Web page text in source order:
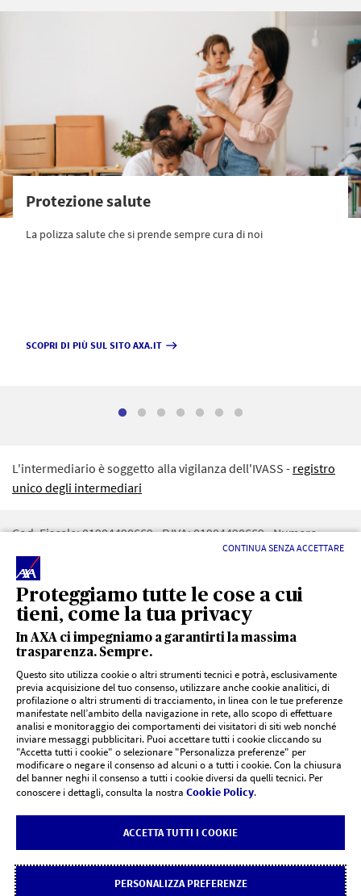
Proteggiamo tutte le cose a cui
tieni, come la tua privacy
In AXA ci impegniamo a garantirti la massima
trasparenza. Sempre.
Questo sito utilizza cookie o altri strumenti tecnici e potrà, esclusivamente
previa acquisizione del tuo consenso, utilizzare anche cookie analitici, di
profilazione o altri strumenti di tracciamento, in linea con le tue preferenze
manifestate nell’ambito della navigazione in rete, allo scopo di effettuare
analisi e monitoraggio dei comportamenti dei visitatori di siti web nonché
inviare messaggi pubblicitari. Puoi accettare tutti i cookie cliccando su
"Accetta tutti i cookie" o selezionare "Personalizza preferenze" per
modificare o negare il consenso ad alcuni o a tutti i cookie. Con la chiusura
del banner neghi il consenso a tutti i cookie diversi da quelli tecnici. Per
conoscere i dettagli, consulta la nostra Cookie Policy.
CONTINUA SENZA ACCETTARE
ACCETTA TUTTI I COOKIE
PERSONALIZZA PREFERENZE
Protezione salute
La polizza salute che si prende sempre cura di noi
SCOPRI DI PIÙ SUL SITO AXA.IT east
L'intermediario è soggetto alla vigilanza dell'IVASS - registro
unico degli intermediari
Cod. Fiscale: 01904490669 - P.IVA: 01904490669 - Numero
iscrizione REA: 130063 - RUI: A000458654 - CAPITALE SOCIALE:
10.000€ - Numero iscrizione registro imprese di AQ :
01904490669 - PEC:LONGHINIETINARELLISAS@PEC.BUFFETTI.IT
LINK UTILI
Documenti PRIIPs
Carta degli impegni
DOCUMENTI E SUPPORTO
Siti agenzie AXA
Reclami
AXA Italia | AXA Corporate
CONTATTI
Dichiarazione di accessibilità Cookie Policy Rivedi le tue scelte sui Cookie